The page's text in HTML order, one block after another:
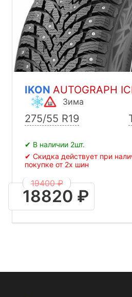
IKON AUTOGRAPH
Зима
275/55 R19
✔ В наличии 2шт.
✔ Скидка действует при
покупке от 2х шин
19400 ₽
18820 ₽